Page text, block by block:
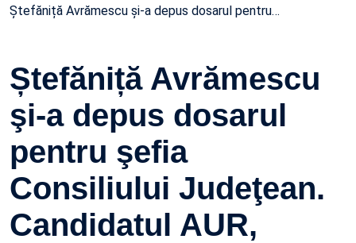
Ștefăniță Avrămescu şi-a depus dosarul pentru…
Ștefăniță Avrămescu
şi-a depus dosarul
pentru şefia
Consiliului Judeţean.
Candidatul AUR,